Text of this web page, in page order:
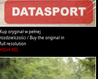
Kup oryginał w pełnej
rozdzielczości / Buy the original in
full resolution
HIGH-RES